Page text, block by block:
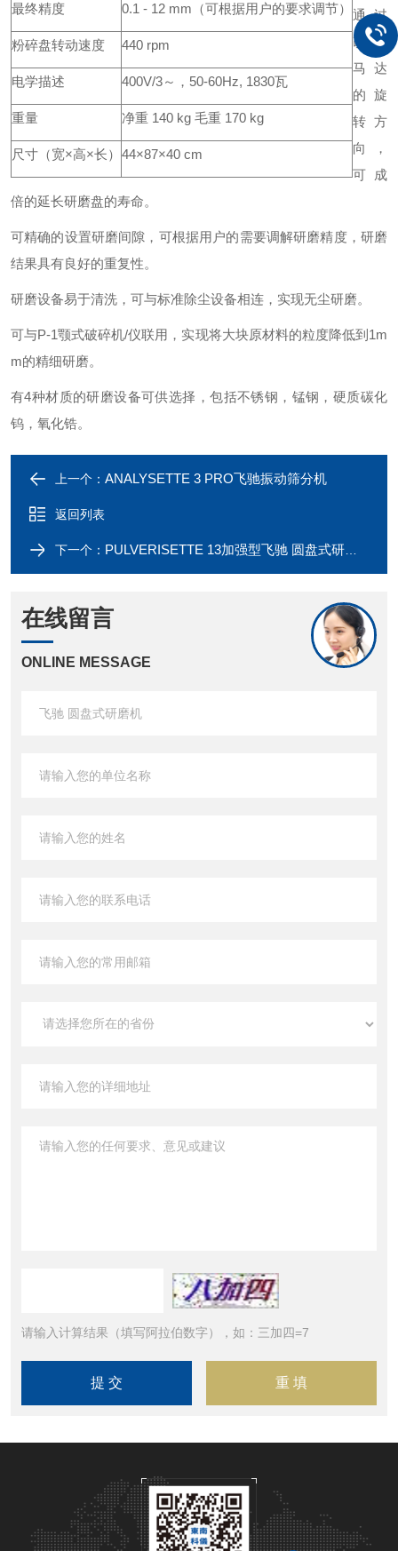
最终精度 0.1 - 12 mm（可根据用户的要求调节）
粉碎盘转动速度 440 rpm
电学描述 400V/3～，50-60Hz, 1830瓦
重量 净重 140 kg 毛重 170 kg
尺寸（宽×高×长） 44×87×40 cm
通过
改变
马达
的旋
转方
向，
可成
倍的延长研磨盘的寿命。
可精确的设置研磨间隙，可根据用户的需要调解研磨精度，研磨
结果具有良好的重复性。
研磨设备易于清洗，可与标准除尘设备相连，实现无尘研磨。
可与P-1颚式破碎机/仪联用，实现将大块原材料的粒度降低到1m
m的精细研磨。
有4种材质的研磨设备可供选择，包括不锈钢，锰钢，硬质碳化
钨，氧化锆。
上一个： ANALYSETTE 3 PRO飞驰振动筛分机
返回列表
下一个： PULVERISETTE 13加强型飞驰 圆盘式研磨机
在线留言
ONLINE MESSAGE
请输入计算结果（填写阿拉伯数字），如：三加四=7